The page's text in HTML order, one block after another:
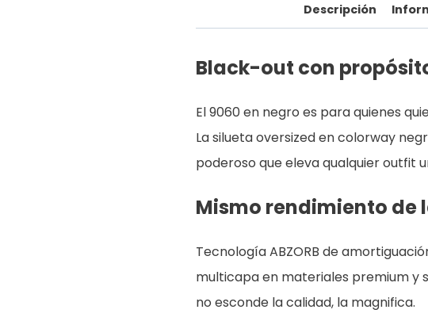
Descripción
Black-out con
El 9060 en negro es para quienes
La silueta oversized en colorway
poderoso que eleva qualquier outfit
Mismo rendimiento de
Tecnología ABZORB de
multicapa en materiales premium y
no esconde la calidad, la magnifica.